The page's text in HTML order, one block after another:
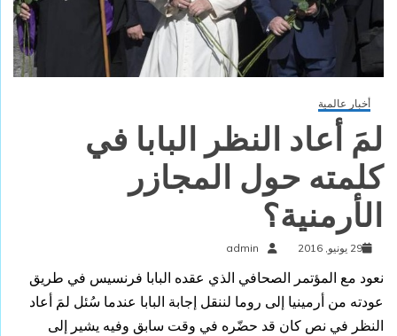
أخبار عالمية
لمَ أعاد النظر البابا في
كلمته حول المجازر
الأرمنية؟
29 يونيو, 2016 admin
نعود مع المؤتمر الصحافي الذي عقده البابا فرنسيس في طريق
عودته من أرمينيا إلى روما لننقل إجابة البابا عندما سُئل لمَ أعاد
النظر في نص كان قد حضّره في وقت سابق وفيه يشير إلى